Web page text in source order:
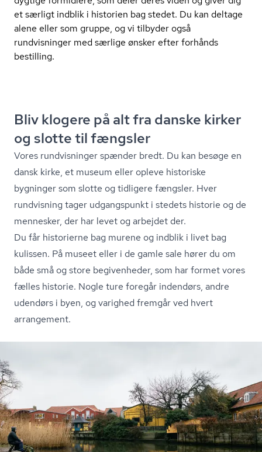
et særligt indblik i historien bag stedet. Du kan deltage
alene eller som gruppe, og vi tilbyder også
rundvisninger med særlige ønsker efter forhånds
bestilling.
Bliv klogere på alt fra danske kirker
og slotte til fængsler
Vores rundvisninger spænder bredt. Du kan besøge en
dansk kirke, et museum eller opleve historiske
bygninger som slotte og tidligere fængsler. Hver
rundvisning tager udgangspunkt i stedets historie og de
mennesker, der har levet og arbejdet der.
Du får historierne bag murene og indblik i livet bag
kulissen. På museet eller i de gamle sale hører du om
både små og store begivenheder, som har formet vores
fælles historie. Nogle ture foregår indendørs, andre
udendørs i byen, og varighed fremgår ved hvert
arrangement.